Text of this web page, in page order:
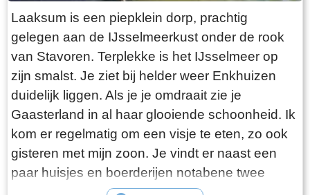
Laaksum is een piepklein dorp, prachtig
gelegen aan de IJsselmeerkust onder de rook
van Stavoren. Terplekke is het IJsselmeer op
zijn smalst. Je ziet bij helder weer Enkhuizen
duidelijk liggen. Als je je omdraait zie je
Gaasterland in al haar glooiende schoonheid. Ik
kom er regelmatig om een visje te eten, zo ook
gisteren met mijn zoon. Je vindt er naast een
paar huisjes en boerderijen notabene twee
visrestaurants op steenworp afstand van elkaar.